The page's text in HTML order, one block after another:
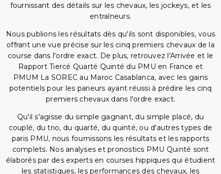
fournissant des détails sur les chevaux, les jockeys, et les
entraîneurs.
Nous publions les résultats dès qu'ils sont disponibles, vous
offrant une vue précise sur les cinq premiers chevaux de la
course dans l'ordre exact. De plus, retrouvez l'Arrivée et le
Rapport Tiercé Quarté Quinté du PMU en France et
PMUM La SOREC au Maroc Casablanca, avec les gains
potentiels pour les parieurs ayant réussi à prédire les cinq
premiers chevaux dans l'ordre exact.
Qu'il s'agisse du simple gagnant, du simple placé, du
couplé, du trio, du quarté, du quinté, ou d'autres types de
paris PMU, nous fournissons les résultats et les rapports
complets. Nos analyses et pronostics PMU Quinté sont
élaborés par des experts en courses hippiques qui étudient
les statistiques, les performances des chevaux, les